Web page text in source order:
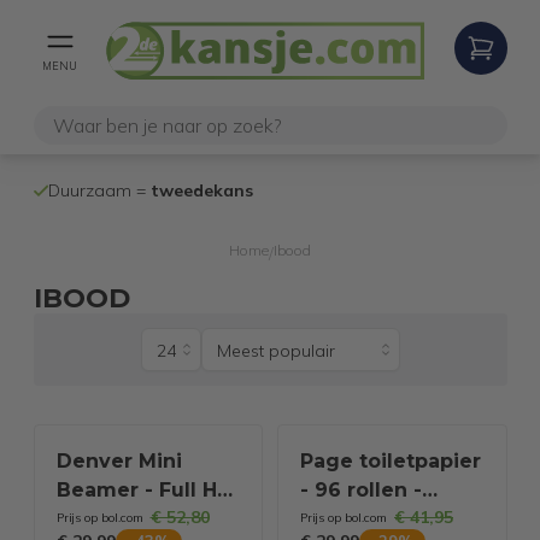
MENU
Duurzaam = tweedekans
Home Ibood
IBOOD
Denver Mini
Beamer - Full HD
1080P - 175 ANSI
Prijs op bol.com € 52,80
Page toiletpapier
- 96 rollen -
Compleet
Prijs op bol.com € 41,95